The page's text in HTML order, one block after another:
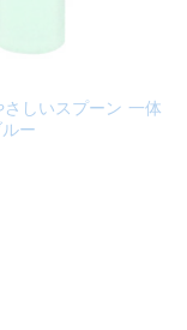
さしいスプーン 一体
ー